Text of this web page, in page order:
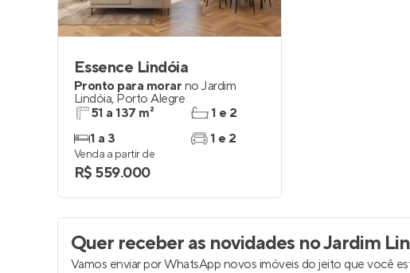
Essence Lindóia
Pronto para morar no Jardim
Lindóia, Porto Alegre
51 a 137 m²
1 a 3
1 e 2
1 e 2
Venda a partir de
R$ 559.000
Quer receber as novidades no Jardim
Vamos enviar por WhatsApp novos imóveis do jeito que você